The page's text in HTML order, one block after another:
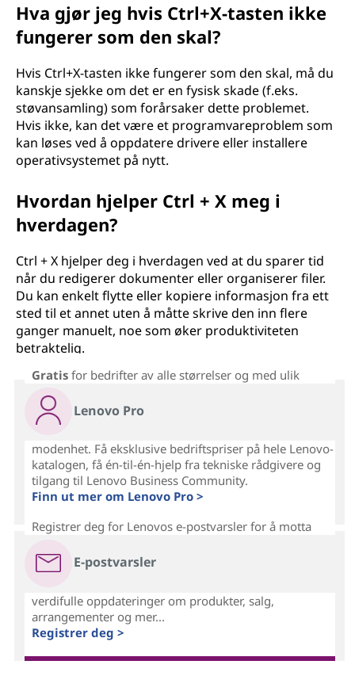
Hva gjør jeg hvis Ctrl+X-tasten ikke
fungerer som den skal?
Hvis Ctrl+X-tasten ikke fungerer som den skal, må du
kanskje sjekke om det er en fysisk skade (f.eks.
støvansamling) som forårsaker dette problemet.
Hvis ikke, kan det være et programvareproblem som
kan løses ved å oppdatere drivere eller installere
operativsystemet på nytt.
Hvordan hjelper Ctrl + X meg i
hverdagen?
Ctrl + X hjelper deg i hverdagen ved at du sparer tid
når du redigerer dokumenter eller organiserer filer.
Du kan enkelt flytte eller kopiere informasjon fra ett
sted til et annet uten å måtte skrive den inn flere
ganger manuelt, noe som øker produktiviteten
betraktelig.
Lenovo Pro
Gratisfor bedrifter av alle størrelser og med ulik
modenhet. Få eksklusive bedriftspriser på hele Lenovo-
katalogen, få én-til-én-hjelp fra tekniske rådgivere og
tilgang til Lenovo Business Community.
Finn ut mer om Lenovo Pro >
E-postvarsler
Registrer deg for Lenovos e-postvarsler for å motta
verdifulle oppdateringer om produkter, salg,
arrangementer og mer...
Registrer deg >